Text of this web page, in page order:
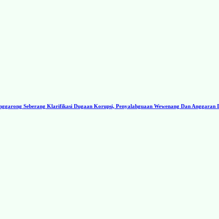
Seberang Klarifikasi Dugaan Korupsi, Penyalahguaan Wewenang Dan Anggaran